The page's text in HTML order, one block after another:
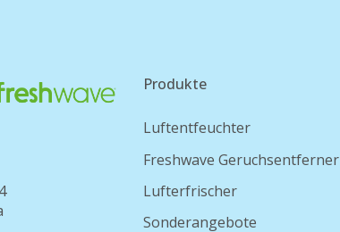
Produkte
Luftentfeuchter
Freshwave Geruchsentferner
Lufterfrischer
Sonderangebote